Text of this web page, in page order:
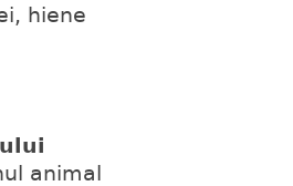
hiene
animal